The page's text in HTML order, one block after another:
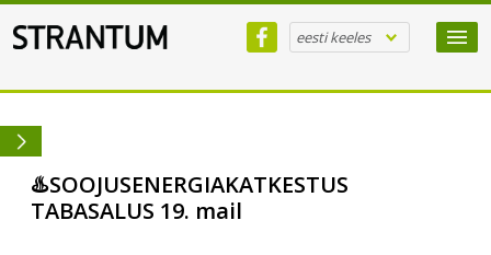
eesti keeles
♨️SOOJUSENERGIAKATKESTUS
TABASALUS 19. mail